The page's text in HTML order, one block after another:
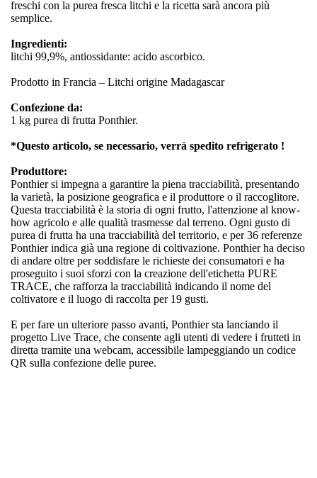
freschi con la purea fresca litchi e la ricetta sarà ancora più
semplice.
Ingredienti:
litchi 99,9%, antiossidante: acido ascorbico.
Prodotto in Francia – Litchi origine Madagascar
Confezione da:
1 kg purea di frutta Ponthier.
*Questo articolo, se necessario, verrà spedito refrigerato !
Produttore:
Ponthier si impegna a garantire la piena tracciabilità, presentando
la varietà, la posizione geografica e il produttore o il raccoglitore.
Questa tracciabilità è la storia di ogni frutto, l'attenzione al know-
how agricolo e alle qualità trasmesse dal terreno. Ogni gusto di
purea di frutta ha una tracciabilità del territorio, e per 36 referenze
Ponthier indica già una regione di coltivazione. Ponthier ha deciso
di andare oltre per soddisfare le richieste dei consumatori e ha
proseguito i suoi sforzi con la creazione dell'etichetta PURE
TRACE, che rafforza la tracciabilità indicando il nome del
coltivatore e il luogo di raccolta per 19 gusti.
E per fare un ulteriore passo avanti, Ponthier sta lanciando il
progetto Live Trace, che consente agli utenti di vedere i frutteti in
diretta tramite una webcam, accessibile lampeggiando un codice
QR sulla confezione delle puree.